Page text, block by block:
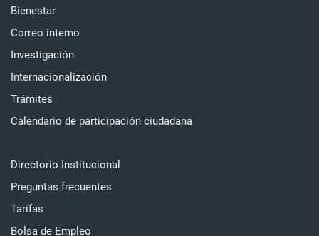
Bienestar
Correo interno
Investigación
Internacionalización
Trámites
Calendario de participación ciudadana
Directorio Institucional
Preguntas frecuentes
Tarifas
Bolsa de Empleo